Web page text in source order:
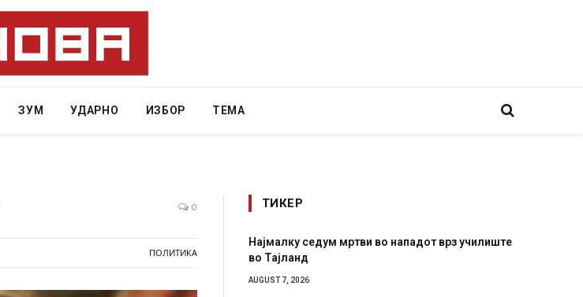
ЗУМ УДАРНО ИЗБОР ТЕМА
0
ПОЛИТИКА
ТИКЕР
Најмалку седум мртви во нападот врз училиште
СОЗИС: Украинците повеќе им веруваат на
генералите отколку на Зеленски
AUGUST 7, 2026